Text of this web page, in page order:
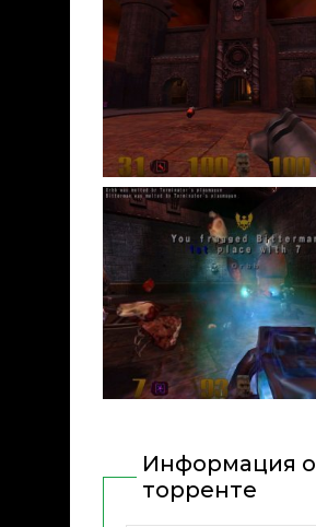
Информация о
торренте